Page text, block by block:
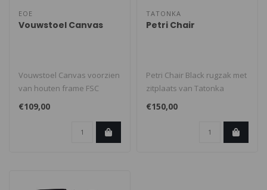
EOE
Vouwstoel Canvas
Vouwstoel Canvas voorzien
van houten frame FSC
goedgekeurd! Deze
vouwstoel is de..
€109,00
TATONKA
Petri Chair
Petri Chair Black rugzak met
zitplaats van Tatonka
Outdoor. Vissersrugzak
voor g..
€150,00